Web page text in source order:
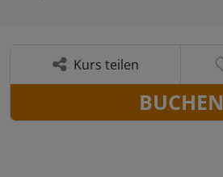
Kurs teilen
BUCHEN